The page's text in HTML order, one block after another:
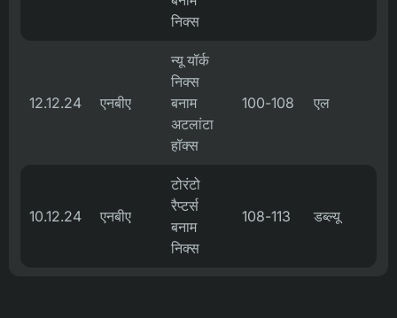
निक्स
12.12.24 एनबीए
न्यू यॉर्क
निक्स
बनाम
अटलांटा
हॉक्स
100-108 एल
10.12.24 एनबीए
टोरंटो
रैप्टर्स
बनाम
निक्स
108-113 डब्ल्यू